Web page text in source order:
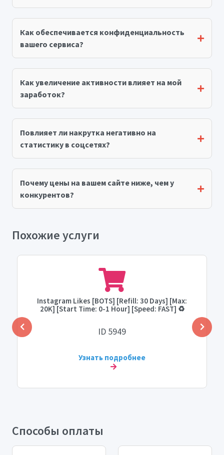
Как обеспечивается конфиденциальность
вашего сервиса?
Как увеличение активности влияет на мой
заработок?
Повлияет ли накрутка негативно на
статистику в соцсетях?
Почему цены на вашем сайте ниже, чем у
конкурентов?
Похожие услуги
Instagram Likes [BOTS] [Refill: 30 Days] [Max:
20K] [Start Time: 0-1 Hour] [Speed: FAST] ♻️
ID 5949
Узнать подробнее
Способы оплаты